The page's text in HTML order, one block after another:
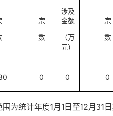
宗
数
涉及
金额
（万
元）
宗
数
0 0 0
为统计年度1月1日至12月31